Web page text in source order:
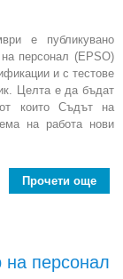
е публикувано
персонал (EPSO)
и с тестове
Целта е да бъдат
които Съдът на
на работа нови
Прочети още
на персонал